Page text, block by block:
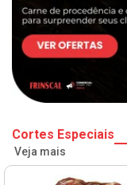
Cortes Especiais
Veja mais